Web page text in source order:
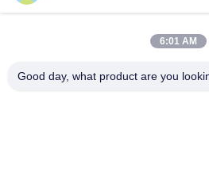
PROGETTAZIONE
6:01 AM
Good day, what product are you